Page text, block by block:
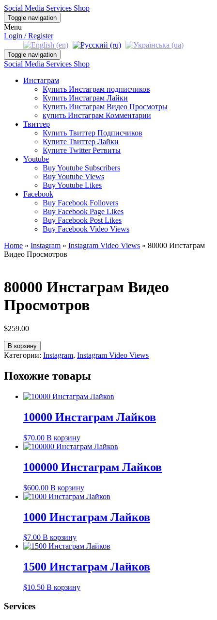
Social Media Services Shop
Toggle navigation
Menu
Login / Register
Toggle navigation
Social Media Services Shop
Инстаграм
Купить Инстаграм подписчиков
Купить Инстаграм Лайки
Купить Инстаграм Видео Просмотры
купить Инстаграм Комментарии
Твиттер
Купить Твиттер Подписчиков
Купите Твиттер Лайки
Купите Twitter Ретвиты
Youtube
Buy Youtube Subscribers
Buy Youtube Views
Buy Youtube Likes
Facebook
Buy Facebook Follovers
Buy Facebook Page Likes
Buy Facebook Post Likes
Buy Facebook Video Views
Home » Instagram » Instagram Video Views » 80000 Инстаграм
Видео Просмотров
80000 Инстаграм Видео
Просмотров
$259.00
Количество
товара
Инстаграм
Видео
В корзину
Категории: Instagram, Instagram Video Views
Похожие товары
10000 Инстаграм Лайков
$70.00 В корзину
100000 Инстаграм Лайков
$600.00 В корзину
1000 Инстаграм Лайков
$7.00 В корзину
1500 Инстаграм Лайков
$10.50 В корзину
Services